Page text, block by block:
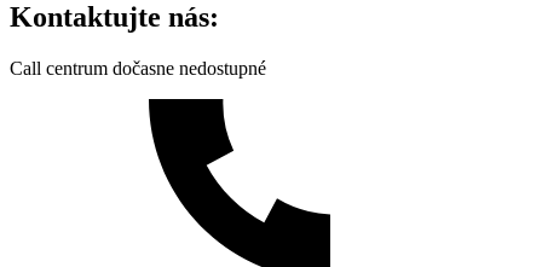
Kontaktujte nás:
Call centrum dočasne nedostupné